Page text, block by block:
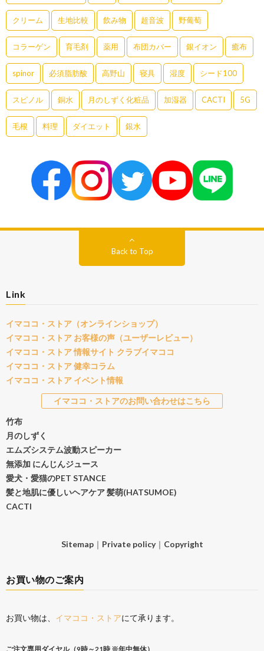
クリーム 生地比較 飲み物 超音波 野葡萄
コラーゲン 育毛剤 薬用 布団カバー 銀イオン 癒布
spinor 必須脂肪酸 高野山 寝具 湿度 シード100
スピノル 銅水 月のしずく化粧品 加湿器 CACTI 5G
毛根 料理 ダイエット 銀水
Back to Top
Link
イマココ・ストア（オンラインショップ）
イマココ・ストア お客様の声（ユーザーレビュー）
イマココ・ストア 情報サイト クラブイマココ
イマココ・ストア 健幸コラム
イマココ・ストア イベント情報
イマココ・ストアのお問い合わせはこちら
竹布
月のしずく
エムズシステム波動スピーカー
無添加 にんじんジュース
愛犬・愛猫のPET STANCE
髪と地肌に優しいヘアケア 髪萌(HATSUMOE)
CACTI
Sitemap｜ Private policy｜ Copyright
お買い物のご案内
お買い物は、 イマココ・ストアにて承ります。
ご注文専用ダイヤル（9時～21時 ※年中無休）